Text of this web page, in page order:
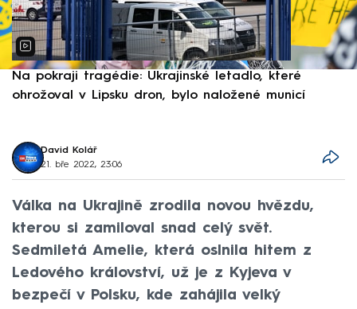
Na pokraji tragédie: Ukrajinské letadlo, které
ohrožoval v Lipsku dron, bylo naložené municí
David Kolář
21. bře 2022, 23:06
Válka na Ukrajině zrodila novou hvězdu,
kterou si zamiloval snad celý svět.
Sedmiletá Amelie, která oslnila hitem z
Ledového království, už je z Kyjeva v
bezpečí v Polsku, kde zahájila velký